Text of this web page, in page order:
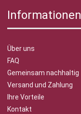
Informationen
Über uns
FAQ
Gemeinsam nachhaltig
Versand und Zahlung
Ihre Vorteile
Kontakt